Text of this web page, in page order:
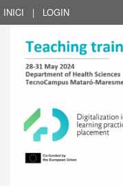
INICI | LOGIN